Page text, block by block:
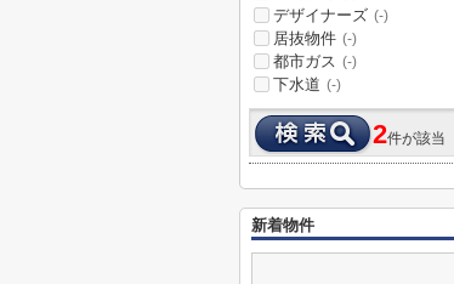
デザイナーズ (-)
居抜物件 (-)
都市ガス (-)
下水道 (-)
2件が該当
新着物件